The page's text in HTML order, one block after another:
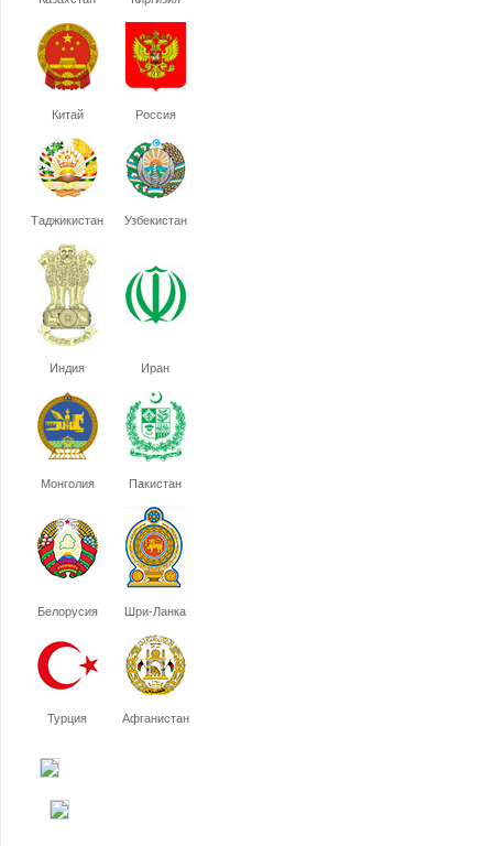
Китай Россия
Таджикистан Узбекистан
Индия Иран
Монголия Пакистан
Белорусия Шри-Ланка
Турция Афганистан